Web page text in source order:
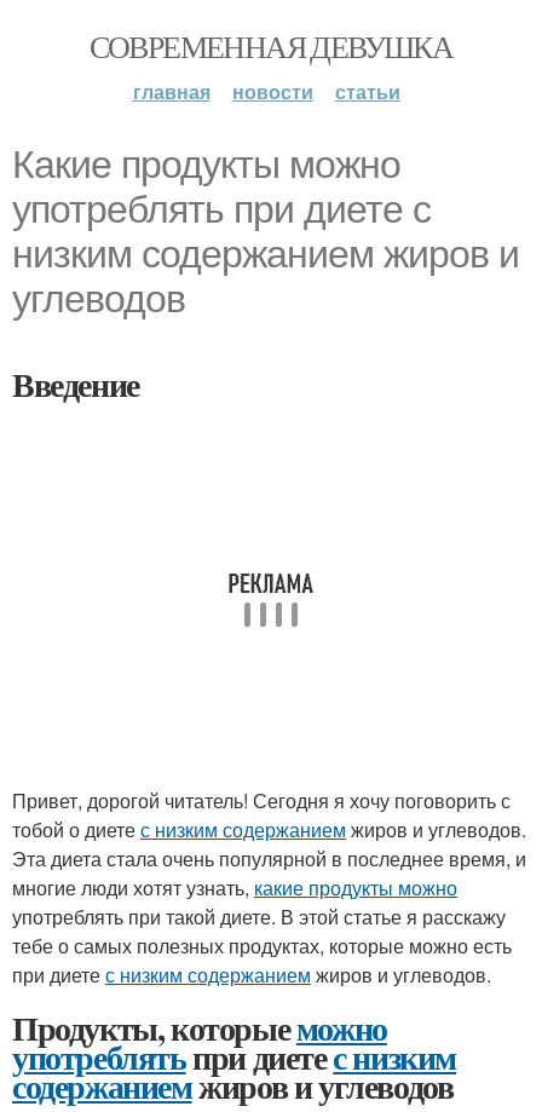
СОВРЕМЕННАЯ ДЕВУШКА
главная новости статьи
Какие продукты можно
употреблять при диете с
низким содержанием жиров и
углеводов
Введение
Привет, дорогой читатель! Сегодня я хочу поговорить с
тобой о диетес низким содержанием жиров и углеводов.
Эта диета стала очень популярной в последнее время, и
многие люди хотят узнать, какие продукты можно
употреблять при такой диете. В этой статье я расскажу
тебе о самых полезных продуктах, которые можно есть
при диетес низким содержанием жиров и углеводов.
Продукты, которыеможно
употреблятьпри диетес низким
содержаниемжиров и углеводов